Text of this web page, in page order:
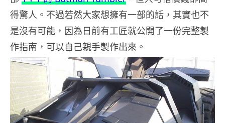
得驚人。不過若然大家想擁有一部的話，其實也不
是沒有可能，因為日前有工匠就公開了一份完整製
作指南，可以自己親手製作出來。